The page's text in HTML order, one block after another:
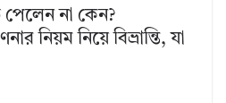
না কেন?
নিয়ম নিয়ে বিভ্রান্তি, যা